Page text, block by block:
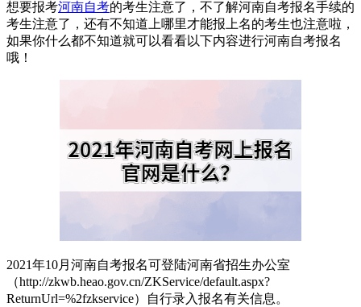
想要报考河南自考的考生注意了，不了解河南自考报名手续的
考生注意了，还有不知道上哪里才能报上名的考生也注意啦，
如果你什么都不知道就可以看看以下内容进行河南自考报名
哦！
2021年10月河南自考报名可登陆河南省招生办公室
（http://zkwb.heao.gov.cn/ZKService/default.aspx?
ReturnUrl=%2fzkservice）自行录入报名有关信息。